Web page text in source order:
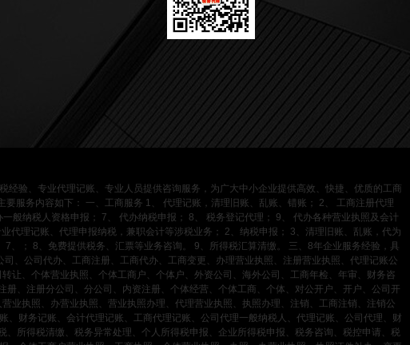
验、专业代理记账、专业人员提供咨询服务，为广大中小企业提供高效、快捷、优质的工商
服务内容如下： 一、工商服务 1、 代理记账，清理旧账、乱账、错账； 2、 工商注册代理
般纳税人资格申报； 7、 代办纳税申报； 8、 税务登记代理； 9、 代办各种营业执照及会计
理记账、代理申报纳税，兼职会计等涉税业务； 2、纳税申报； 3、清理旧账、乱账，代为
； 8、免费提供税务、汇票等业务咨询。 9、所得税汇算清缴。 三、8年企业服务经验，具
、公司代办、工商注册、工商代办、工商变更、办理营业执照、注册营业执照、代理记账公
让、个体营业执照、个体工商户、个体户、外资公司、海外公司、工商年检、年审、财务咨
、注册分公司、分公司、内资注册、个体经营、个体工商、个体、对公开户、开户、公司开
业执照、办营业执照、营业执照办理、代理营业执照、执照办理、注销、工商注销、注销公
财务记账、会计代理记账、工商代理记账、公司代理一般纳税人、代理记账、公司代理、财
所得税清缴、税务异常处理、个人所得税申报、企业所得税申报、税务咨询、税控申请、税